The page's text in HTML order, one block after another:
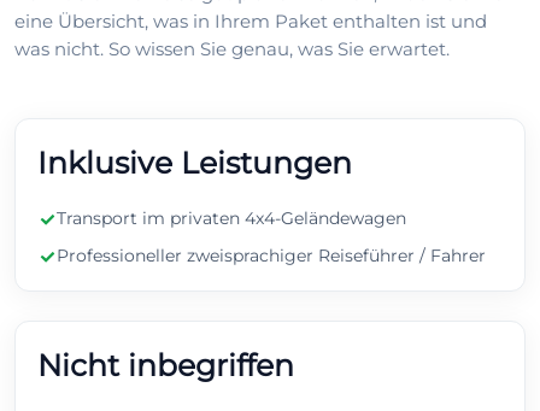
eine Übersicht, was in Ihrem Paket enthalten ist und
was nicht. So wissen Sie genau, was Sie erwartet.
Inklusive Leistungen
Transport im privaten 4x4-Geländewagen
Professioneller zweisprachiger Reiseführer / Fahrer
Nicht inbegriffen